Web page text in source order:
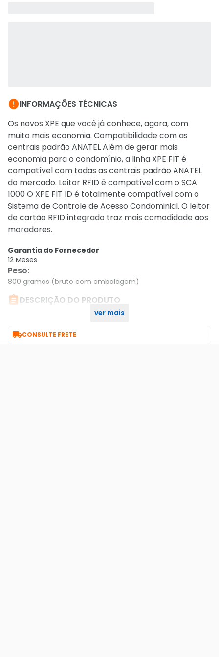
INFORMAÇÕES TÉCNICAS
Os novos XPE que você já conhece, agora, com
muito mais economia. Compatibilidade com as
centrais padrão ANATEL Além de gerar mais
economia para o condomínio, a linha XPE FIT é
compatível com todas as centrais padrão ANATEL
do mercado. Leitor RFID é compatível com o SCA
1000 O XPE FIT ID é totalmente compatível com o
Sistema de Controle de Acesso Condominial. O leitor
de cartão RFID integrado traz mais comodidade aos
moradores.
Garantia do Fornecedor
12 Meses
Peso:
800 gramas (bruto com embalagem)
DESCRIÇÃO DO PRODUTO
ver mais
CONSULTE FRETE